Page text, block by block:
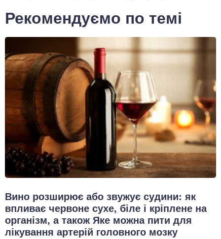
Рекомендуємо по темі
Вино розширює або звужує судини: як
впливає червоне сухе, біле і кріплене на
організм, а також Яке можна пити для
лікування артерій головного мозку